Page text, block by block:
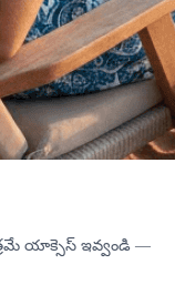
యాక్సెస్ ఇవ్వండి —